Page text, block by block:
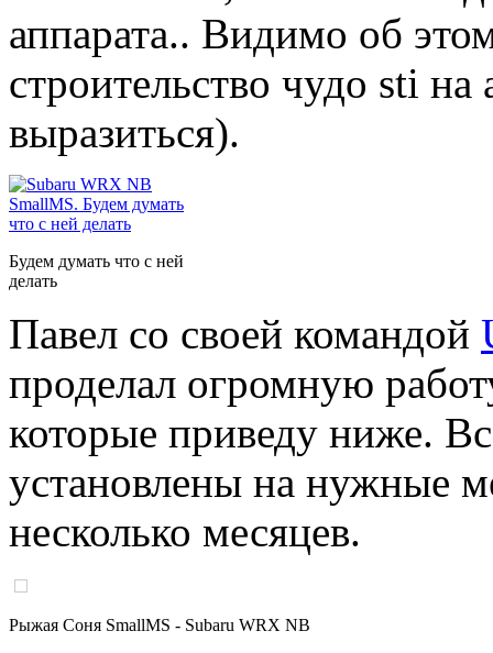
аппарата.. Видимо об
строительство чудо sti
выразиться).
Будем думать что с ней
делать
Павел со своей командой
проделал огромную
которые приведу ниже.
установлены на нужные
несколько месяцев.
Рыжая Соня SmallMS - Subaru WRX NB